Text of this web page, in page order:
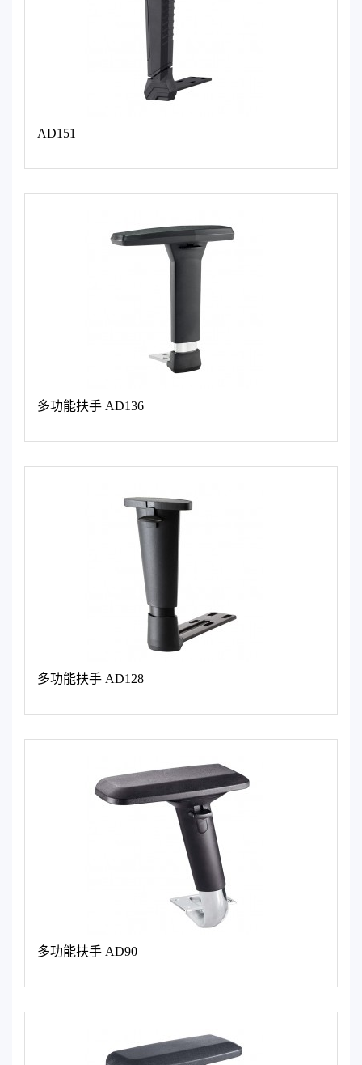
AD151
多功能扶手 AD136
多功能扶手 AD128
多功能扶手 AD90